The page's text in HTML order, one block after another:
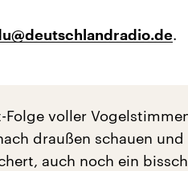
.
Folge voller
draußen schauen und
auch noch ein